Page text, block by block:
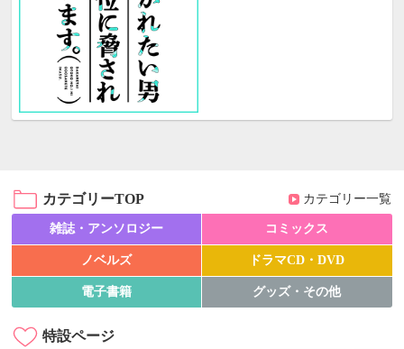
カテゴリーTOP カテゴリー一覧
雑誌・アンソロジー コミックス
ノベルズ ドラマCD・DVD
電子書籍 グッズ・その他
特設ページ